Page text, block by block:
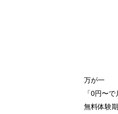
万が一
「0円〜
無料体験